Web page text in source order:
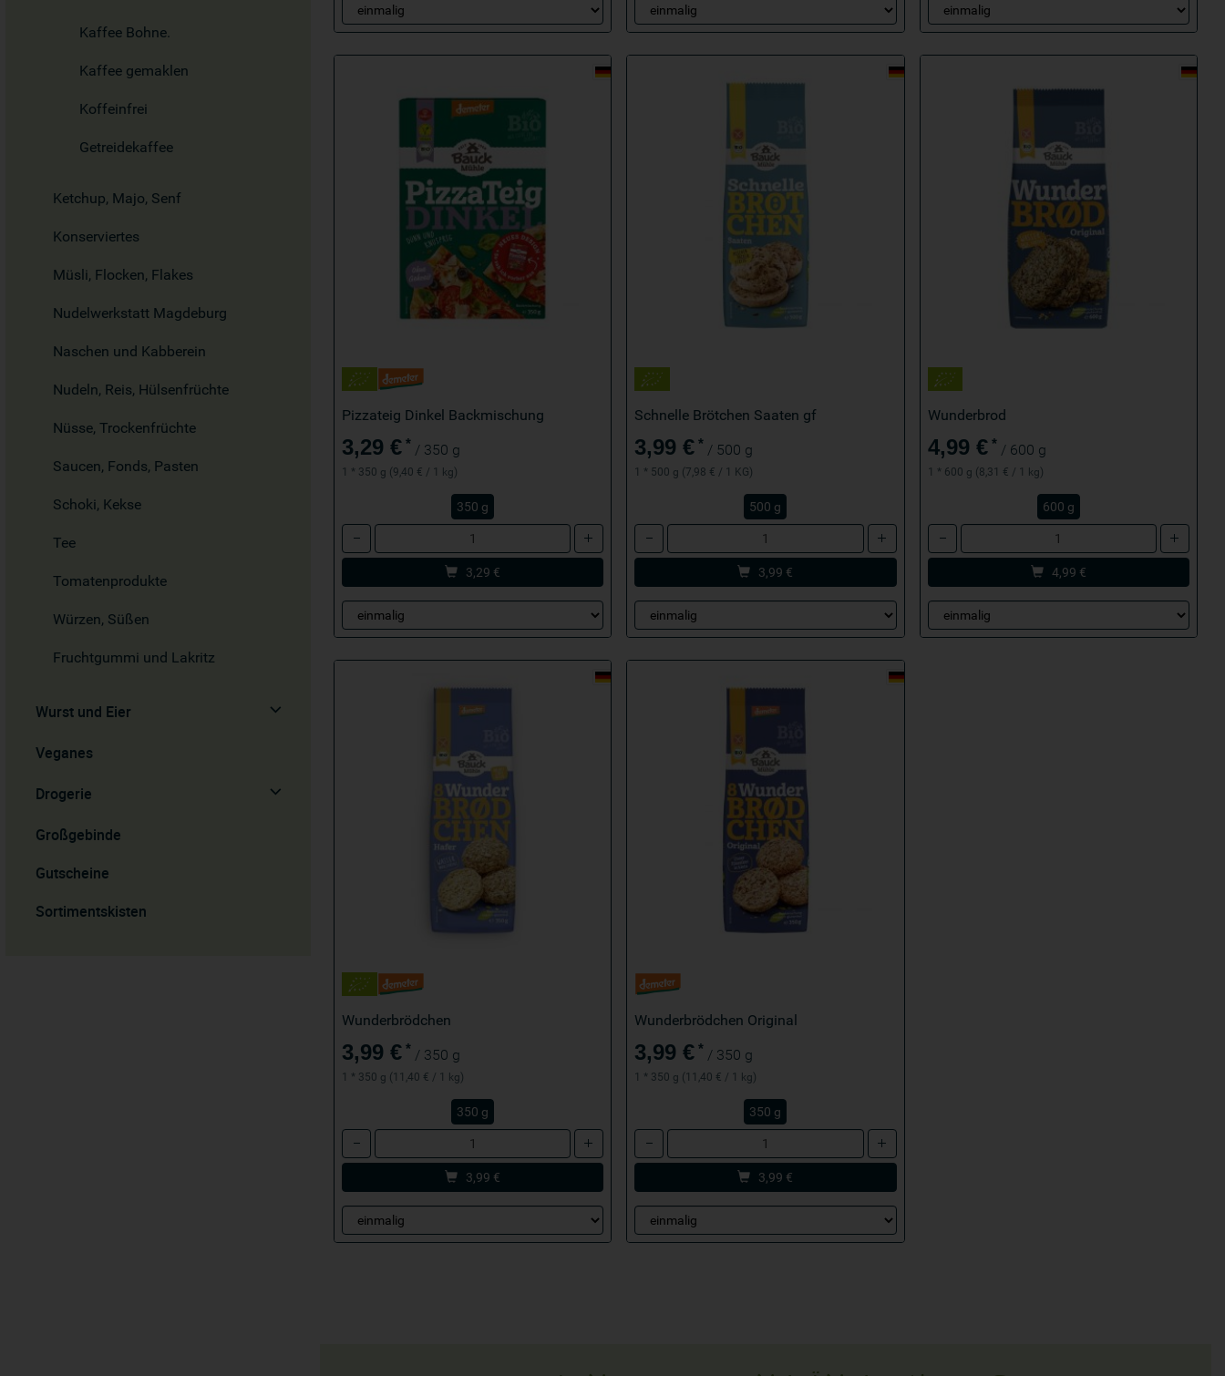
Kaffee Bohne.
Kaffee gemaklen
Koffeinfrei
Getreidekaffee
Ketchup, Majo, Senf
Konserviertes
Müsli, Flocken, Flakes
Nudelwerkstatt Magdeburg
Naschen und Kabberein
Nudeln, Reis, Hülsenfrüchte
Nüsse, Trockenfrüchte
Saucen, Fonds, Pasten
Schoki, Kekse
Tee
Tomatenprodukte
Würzen, Süßen
Fruchtgummi und Lakritz
Wurst und Eier
Veganes
Drogerie
Großgebinde
Gutscheine
Sortimentskisten
Pizzateig Dinkel Backmischung
3,29 € * / 350 g
1 * 350 g (9,40 € / 1 kg)
350 g
Anzahl
3,29 €
Schnelle Brötchen Saaten gf
3,99 € * / 500 g
1 * 500 g (7,98 € / 1 KG)
500 g
Anzahl
3,99 €
Wunderbrod
4,99 €* / 600 g
1 * 600 g (8,31 € / 1 kg)
600 g
Anzahl
4,99 €
Wunderbrödchen
3,99 € * / 350 g
1 * 350 g (11,40 € / 1 kg)
350 g
Anzahl
3,99 €
Wunderbrödchen Original
3,99 € * / 350 g
1 * 350 g (11,40 € / 1 kg)
350 g
Anzahl
3,99 €